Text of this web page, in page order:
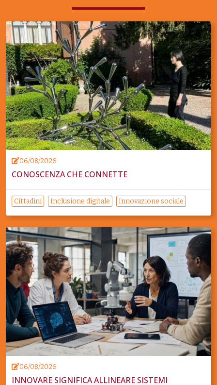
06/08/2026
CONOSCENZA CHE CONNETTE
Cittadini Inclusione digitale Innovazione sociale
06/08/2026
INNOVARE SIGNIFICA ALLINEARE SISTEMI